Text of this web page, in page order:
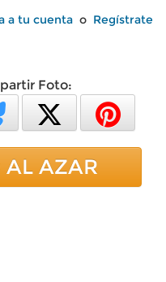
a tu cuenta o Regístrate
Foto:
AL AZAR